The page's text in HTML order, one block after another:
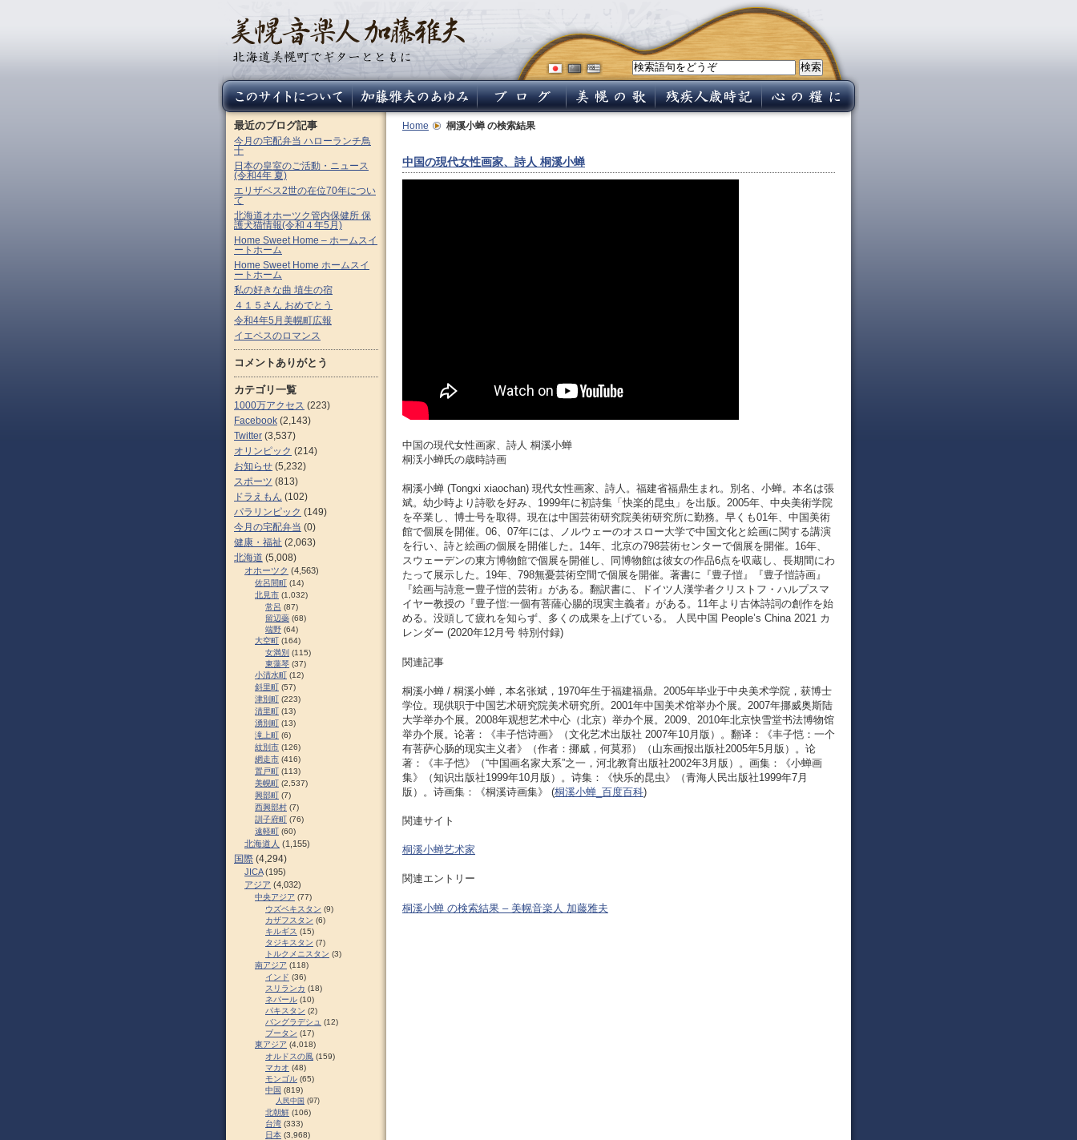
Home 桐溪小蝉の検索結果
中国の現代女性画家、詩人 桐溪小蝉
中国の現代女性画家、詩人 桐溪小蝉
桐渓小蝉氏の歳時詩画
桐溪小蝉 (Tongxi xiaochan) 現代女性画家、詩人。福建省福鼎生まれ。別名、小蝉。本名は張
斌。幼少時より詩歌を好み、1999年に初詩集「快楽的昆虫」を出版。2005年、中央美術学院
を卒業し、博士号を取得。現在は中国芸術研究院美術研究所に勤務。早くも01年、中国美術
館で個展を開催。06、07年には、ノルウェーのオスロー大学で中国文化と絵画に関する講演
を行い、詩と絵画の個展を開催した。14年、北京の798芸術センターで個展を開催。16年、
スウェーデンの東方博物館で個展を開催し、同博物館は彼女の作品6点を収蔵し、長期間にわ
たって展示した。19年、798無憂芸術空間で個展を開催。著書に『豊子愷』『豊子愷詩画』
『絵画与詩意ー豊子愷的芸術』がある。翻訳書に、ドイツ人漢学者クリストフ・ハルプスマ
イヤー教授の『豊子愷:一個有菩薩心腸的現実主義者』がある。11年より古体詩詞の創作を始
める。没頭して疲れを知らず、多くの成果を上げている。 人民中国 People’s China 2021 カ
レンダー (2020年12月号 特別付録)
関連記事
桐溪小蝉 / 桐溪小蝉，本名张斌，1970年生于福建福鼎。2005年毕业于中央美术学院，获博士
学位。现供职于中国艺术研究院美术研究所。2001年中国美术馆举办个展。2007年挪威奥斯陆
大学举办个展。2008年观想艺术中心（北京）举办个展。2009、2010年北京快雪堂书法博物馆
举办个展。论著：《丰子恺诗画》（文化艺术出版社 2007年10月版）。翻译：《丰子恺：一个
有菩萨心肠的现实主义者》（作者：挪威，何莫邪）（山东画报出版社2005年5月版）。论
著：《丰子恺》（“中国画名家大系”之一，河北教育出版社2002年3月版）。画集：《小蝉画
集》（知识出版社1999年10月版）。诗集：《快乐的昆虫》（青海人民出版社1999年7月
版）。诗画集：《桐溪诗画集》 (桐溪小蝉_百度百科)
関連サイト
桐溪小蝉艺术家
関連エントリー
桐溪小蝉 の検索結果 – 美幌音楽人 加藤雅夫
最近のブログ記事
今月の宅配弁当 ハローランチ鳥
十
日本の皇室のご活動・ニュース
(令和4年 夏)
エリザベス2世の在位70年につい
て
北海道オホーツク管内保健所 保
護犬猫情報(令和４年5月)
Home Sweet Home – ホームスイ
ートホーム
Home Sweet Home ホームスイ
ートホーム
私の好きな曲 埴生の宿
４１５さん おめでとう
令和4年5月美幌町広報
イエペスのロマンス
コメントありがとう
カテゴリ一覧
1000万アクセス (223)
Facebook (2,143)
Twitter (3,537)
オリンピック (214)
お知らせ (5,232)
スポーツ (813)
ドラえもん (102)
パラリンピック (149)
今月の宅配弁当 (0)
健康・福祉 (2,063)
北海道 (5,008)
オホーツク (4,563)
佐呂間町 (14)
北見市 (1,032)
常呂 (87)
留辺蘂 (68)
端野 (64)
大空町 (164)
女満別 (115)
東藻琴 (37)
小清水町 (12)
斜里町 (57)
津別町 (223)
清里町 (13)
湧別町 (13)
滝上町 (6)
紋別市 (126)
網走市 (416)
置戸町 (113)
美幌町 (2,537)
興部町 (7)
西興部村 (7)
訓子府町 (76)
遠軽町 (60)
北海道人 (1,155)
国際 (4,294)
JICA(195)
アジア (4,032)
中央アジア (77)
ウズベキスタン (9)
カザフスタン (6)
キルギス (15)
タジキスタン (7)
トルクメニスタン (3)
南アジア (118)
インド (36)
スリランカ (18)
ネパール (10)
パキスタン (2)
バングラデシュ (12)
ブータン (17)
東アジア (4,018)
オルドスの風 (159)
マカオ (48)
モンゴル (65)
中国 (819)
人民中国 (97)
北朝鮮 (106)
台湾 (333)
日本 (3,968)